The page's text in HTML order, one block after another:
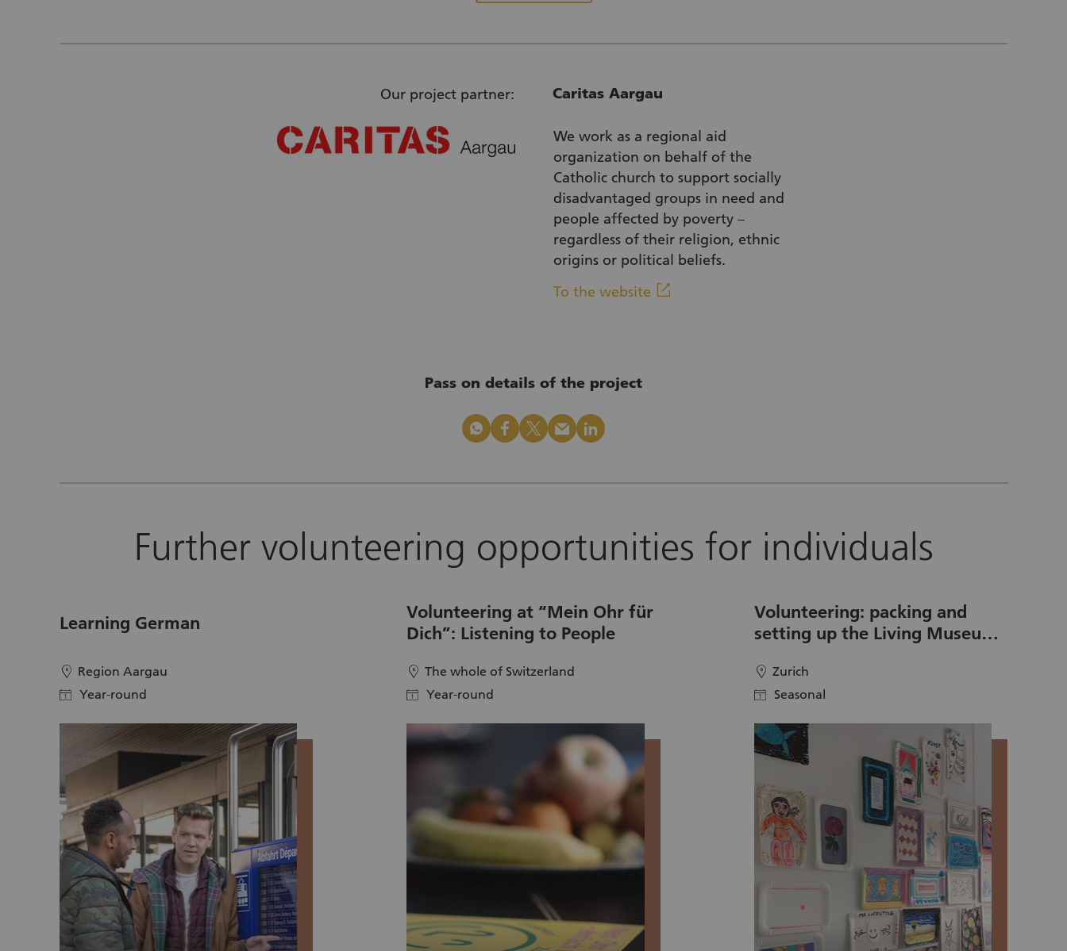
Our project partner: Caritas Aargau
We work as a regional aid
organization on behalf of the
Catholic church to support socially
disadvantaged groups in need and
people affected by poverty –
regardless of their religion, ethnic
origins or political beliefs.
To the website linkout
Pass on details of the project
whatsapp facebook x_logo mail linkedin
Further volunteering opportunities for individuals
Learning German
location Region Aargau
calendar Year-round
Volunteering at “Mein Ohr für
Dich”: Listening to People
location The whole of Switzerland
calendar Year-round
Volunteering: packing and
setting up the Living Museum
location Zurich
calendar Seasonal